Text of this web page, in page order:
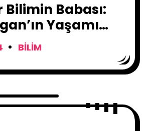
Bilimin Babası:
Yaşamı
Bilinmeyenler
BILIM